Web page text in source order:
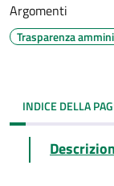
Argomenti
Trasparenza
INDICE DELLA